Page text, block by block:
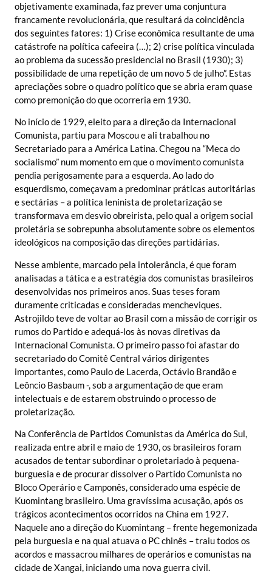
objetivamente examinada, faz prever uma conjuntura
francamente revolucionária, que resultará da coincidência
dos seguintes fatores: 1) Crise econômica resultante de uma
catástrofe na política cafeeira (…); 2) crise política vinculada
ao problema da sucessão presidencial no Brasil (1930); 3)
possibilidade de uma repetição de um novo 5 de julho”. Estas
apreciações sobre o quadro político que se abria eram quase
como premonição do que ocorreria em 1930.
No início de 1929, eleito para a direção da Internacional
Comunista, partiu para Moscou e ali trabalhou no
Secretariado para a América Latina. Chegou na “Meca do
socialismo” num momento em que o movimento comunista
pendia perigosamente para a esquerda. Ao lado do
esquerdismo, começavam a predominar práticas autoritárias
e sectárias – a política leninista de proletarização se
transformava em desvio obreirista, pelo qual a origem social
proletária se sobrepunha absolutamente sobre os elementos
ideológicos na composição das direções partidárias.
Nesse ambiente, marcado pela intolerância, é que foram
analisadas a tática e a estratégia dos comunistas brasileiros
desenvolvidas nos primeiros anos. Suas teses foram
duramente criticadas e consideradas mencheviques.
Astrojildo teve de voltar ao Brasil com a missão de corrigir os
rumos do Partido e adequá-los às novas diretivas da
Internacional Comunista. O primeiro passo foi afastar do
secretariado do Comitê Central vários dirigentes
importantes, como Paulo de Lacerda, Octávio Brandão e
Leôncio Basbaum -, sob a argumentação de que eram
intelectuais e de estarem obstruindo o processo de
proletarização.
Na Conferência de Partidos Comunistas da América do Sul,
realizada entre abril e maio de 1930, os brasileiros foram
acusados de tentar subordinar o proletariado à pequena-
burguesia e de procurar dissolver o Partido Comunista no
Bloco Operário e Camponês, considerado uma espécie de
Kuomintang brasileiro. Uma gravíssima acusação, após os
trágicos acontecimentos ocorridos na China em 1927.
Naquele ano a direção do Kuomintang – frente hegemonizada
pela burguesia e na qual atuava o PC chinês – traiu todos os
acordos e massacrou milhares de operários e comunistas na
cidade de Xangai, iniciando uma nova guerra civil.